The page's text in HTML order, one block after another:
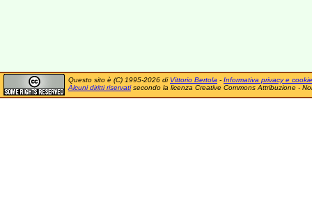
Questo sito è (C) 1995-2026 di Vittorio Bertola - Informativa privacy e cookie
Alcuni diritti riservatisecondo la licenza Creative Commons Attribuzione -